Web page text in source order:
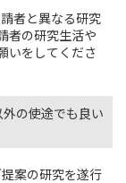
者と異なる研究
者の研究生活や
いをしてくださ
の使途でも良い
案の研究を遂行